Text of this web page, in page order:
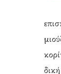
Hit